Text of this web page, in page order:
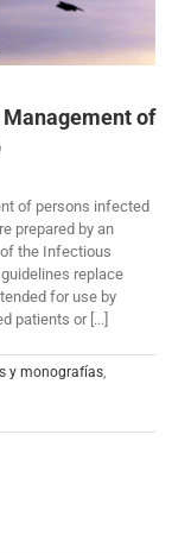
of
of persons infected
prepared by an
the Infectious
replace
for use by
patients or [...]
y monografías,